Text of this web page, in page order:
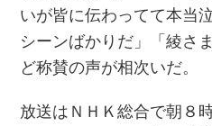
いが皆に伝わってて本当
シーンばかりだ」「綾さ
ど称賛の声が相次いだ。
放送はＮＨＫ総合で朝８